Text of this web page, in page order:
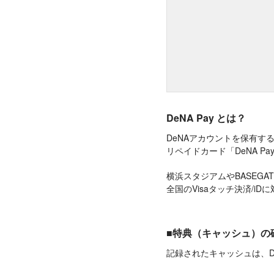
DeNA Pay とは？
DeNAアカウントを保有す
リペイドカード「DeNA
横浜スタジアムや
全国のVisaタッチ決済/iD
■特典（キャッシュ）の
記録されたキャッシュは、